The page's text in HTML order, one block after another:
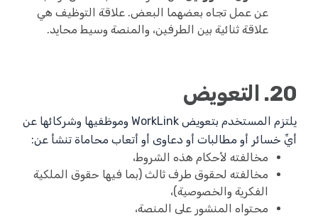
عن عمل تجاه بعضهما البعض. علاقة التوظيف هي
علاقة ثنائية بين الطرفين، والمنصة وسيط محايد.
20. التعويض
يلتزم المستخدم بتعويض WorkLink وموظفيها وشركائها عن
أيِّ خسائر أو مطالبات أو دعاوى أو أتعاب محاماة تنشأ عن:
مخالفته لأحكام هذه الشروط،
مخالفته لحقوق طرف ثالث (بما فيها حقوق الملكية
الفكرية والخصوصية)،
محتواه المنشور على المنصة،